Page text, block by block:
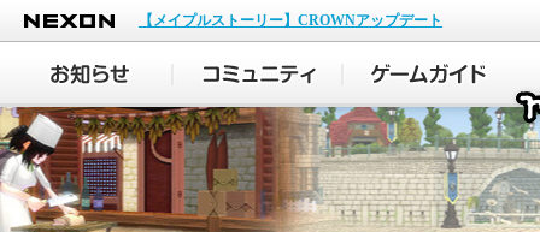
NEXON
【メイプルストーリー】CROWNアップデート